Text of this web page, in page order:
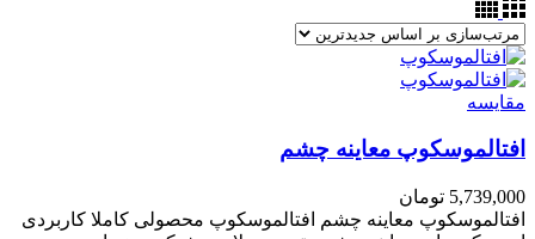
مقایسه
افتالموسکوپ معاینه چشم
5,739,000 تومان
افتالموسکوپ معاینه چشم افتالموسکوپ محصولی کاملا کاربردی